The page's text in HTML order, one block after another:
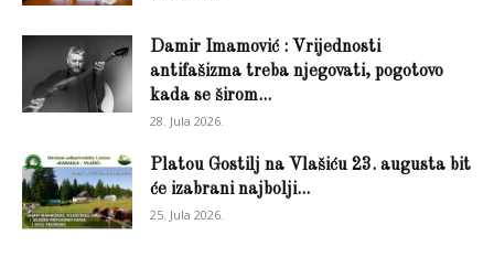
Damir Imamović : Vrijednosti
antifašizma treba njegovati, pogotovo
kada se širom...
28. Jula 2026.
Platou Gostilj na Vlašiću 23. augusta bit
će izabrani najbolji...
25. Jula 2026.